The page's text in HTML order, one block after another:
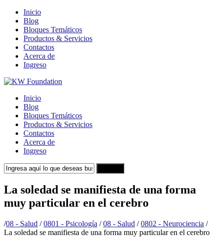
Inicio
Blog
Bloques Temáticos
Productos & Servicios
Contactos
Acerca de
Ingreso
Inicio
Blog
Bloques Temáticos
Productos & Servicios
Contactos
Acerca de
Ingreso
La soledad se manifiesta de una forma
muy particular en el cerebro
/08 - Salud / 0801 - Psicología / 08 - Salud / 0802 - Neurociencia /
La soledad se manifiesta de una forma muy particular en el cerebro